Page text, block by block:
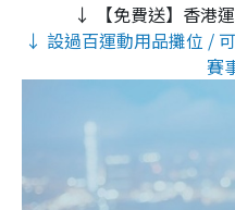
↓ 【免費送】香港
↓ 設過百運動用品攤位 /
賽